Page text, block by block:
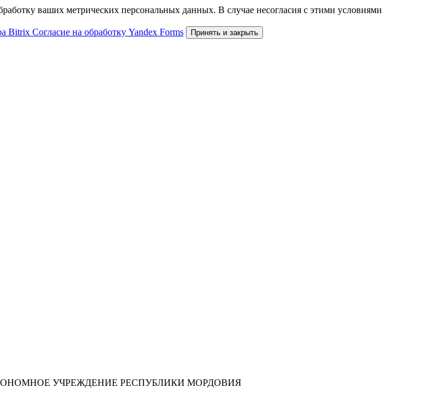
ваших метрических персональных данных. В случае несогласия с этими условиями
Bitrix Согласие на обработку Yandex Forms Принять и закрыть
УЧРЕЖДЕНИЕ РЕСПУБЛИКИ МОРДОВИЯ